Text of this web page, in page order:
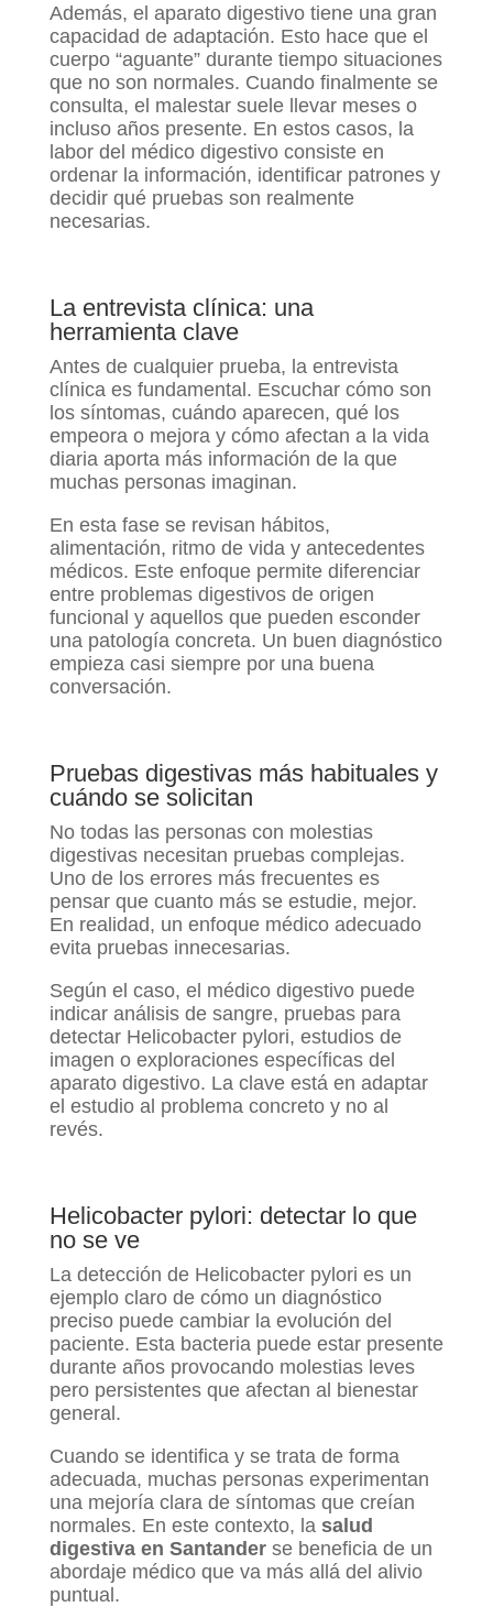
Además, el aparato digestivo tiene una gran
capacidad de adaptación. Esto hace que el
cuerpo “aguante” durante tiempo situaciones
que no son normales. Cuando finalmente se
consulta, el malestar suele llevar meses o
incluso años presente. En estos casos, la
labor del médico digestivo consiste en
ordenar la información, identificar patrones y
decidir qué pruebas son realmente
necesarias.
La entrevista clínica: una
herramienta clave
Antes de cualquier prueba, la entrevista
clínica es fundamental. Escuchar cómo son
los síntomas, cuándo aparecen, qué los
empeora o mejora y cómo afectan a la vida
diaria aporta más información de la que
muchas personas imaginan.
En esta fase se revisan hábitos,
alimentación, ritmo de vida y antecedentes
médicos. Este enfoque permite diferenciar
entre problemas digestivos de origen
funcional y aquellos que pueden esconder
una patología concreta. Un buen diagnóstico
empieza casi siempre por una buena
conversación.
Pruebas digestivas más habituales y
cuándo se solicitan
No todas las personas con molestias
digestivas necesitan pruebas complejas.
Uno de los errores más frecuentes es
pensar que cuanto más se estudie, mejor.
En realidad, un enfoque médico adecuado
evita pruebas innecesarias.
Según el caso, el médico digestivo puede
indicar análisis de sangre, pruebas para
detectar Helicobacter pylori, estudios de
imagen o exploraciones específicas del
aparato digestivo. La clave está en adaptar
el estudio al problema concreto y no al
revés.
Helicobacter pylori: detectar lo que
no se ve
La detección de Helicobacter pylori es un
ejemplo claro de cómo un diagnóstico
preciso puede cambiar la evolución del
paciente. Esta bacteria puede estar presente
durante años provocando molestias leves
pero persistentes que afectan al bienestar
general.
Cuando se identifica y se trata de forma
adecuada, muchas personas experimentan
una mejoría clara de síntomas que creían
normales. En este contexto, la salud
digestiva en Santanderse beneficia de un
abordaje médico que va más allá del alivio
puntual.